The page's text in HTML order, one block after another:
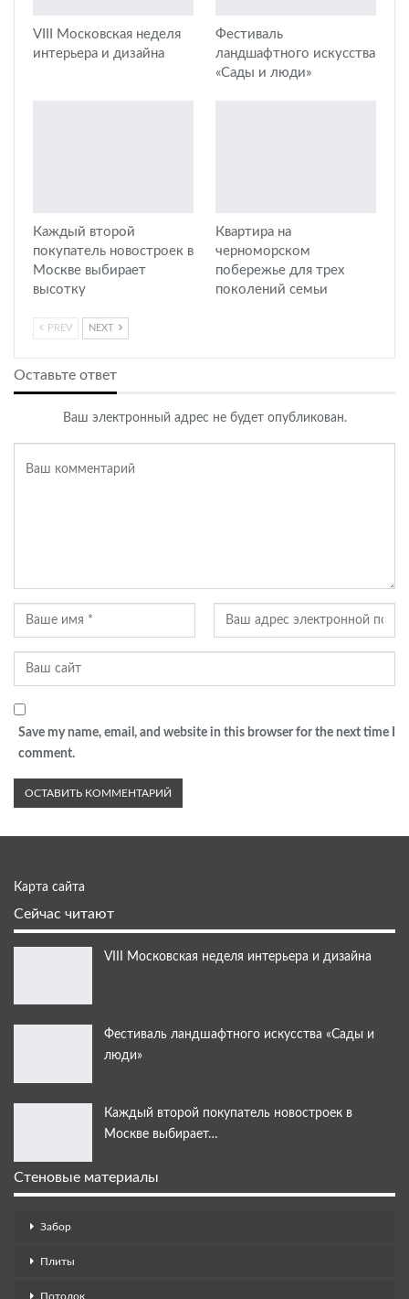
VIII Московская неделя
интерьера и дизайна
Фестиваль
ландшафтного искусства
«Сады и люди»
Каждый второй
покупатель новостроек в
Москве выбирает
высотку
Квартира на
черноморском
побережье для трех
поколений семьи
PREV NEXT
Оставьте ответ
Ваш электронный адрес не будет опубликован.
Save my name, email, and website in this browser for the next time I
comment.
Карта сайта
Сейчас читают
VIII Московская неделя интерьера и дизайна
Фестиваль ландшафтного искусства «Сады и
люди»
Каждый второй покупатель новостроек в
Москве выбирает…
Стеновые материалы
Забор
Плиты
Потолок